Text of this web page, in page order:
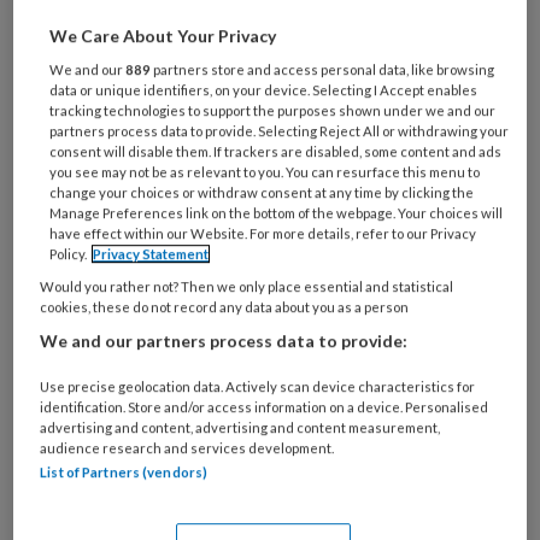
e-
mailadres?
* *
Kies
je
wachtwoord* *
Kies
je
functie *
Bij
welke
organisatie
werk
Untitled
Ontvang 2x per week de
KinderopvangTotaal nieuwsbrief
Ontvang iedere zondag het
Management Kinderopvang
We Care About Your Privacy
We and our889 partners store and access personal data, like browsing
data or unique identifiers, on your device. Selecting I Accept enables
tracking technologies to support the purposes shown under we and our
partners process data to provide. Selecting Reject All or withdrawing your
consent will disable them. If trackers are disabled, some content and ads
you see may not be as relevant to you. You can resurface this menu to
change your choices or withdraw consent at any time by clicking the
Manage Preferences link on the bottom of the webpage. Your choices will
have effect within our Website. For more details, refer to our Privacy
Policy. Privacy Statement
Would you rather not? Then we only place essential and statistical
cookies, these do not record any data about you as a person
We and our partners process data to provide:
Use precise geolocation data. Actively scan device characteristics for
identification. Store and/or access information on a device. Personalised
advertising and content, advertising and content measurement,
audience research and services development.
List of Partners (vendors)